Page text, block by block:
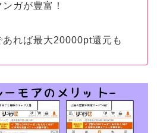
ガが豊富！
あれば最大20000pt還元も